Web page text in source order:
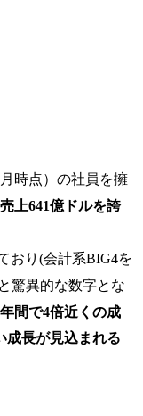
時点）の社員を擁
売上641億ドルを誇
おり(会計系BIG4を
驚異的な数字とな
間で4倍近くの成
成長が見込まれる